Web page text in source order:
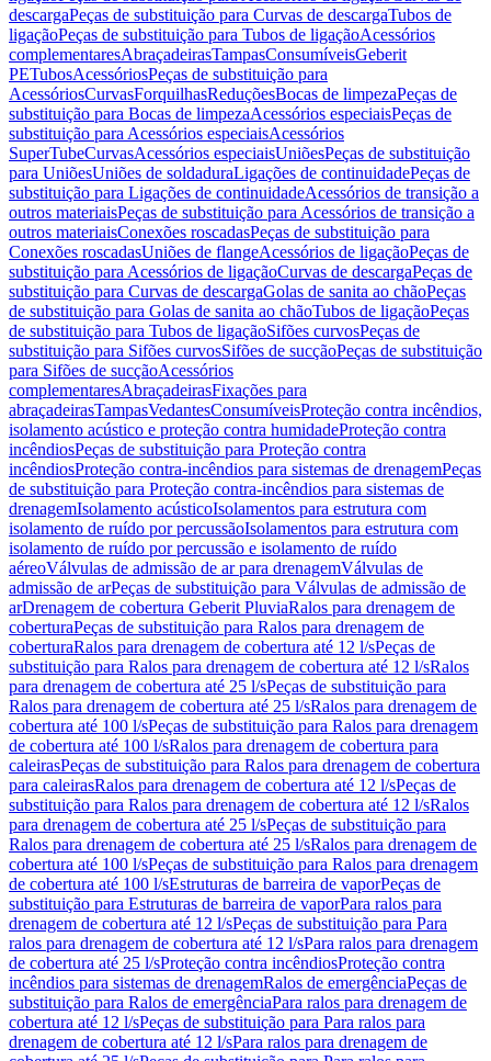
descargaPeças de substituição para Curvas de descargaTubos de
ligaçãoPeças de substituição para Tubos de ligaçãoAcessórios
complementaresAbraçadeirasTampasConsumíveisGeberit
PETubosAcessóriosPeças de substituição para
AcessóriosCurvasForquilhasReduçõesBocas de limpezaPeças de
substituição para Bocas de limpezaAcessórios especiaisPeças de
substituição para Acessórios especiaisAcessórios
SuperTubeCurvasAcessórios especiaisUniõesPeças de substituição
para UniõesUniões de soldaduraLigações de continuidadePeças de
substituição para Ligações de continuidadeAcessórios de transição a
outros materiaisPeças de substituição para Acessórios de transição a
outros materiaisConexões roscadasPeças de substituição para
Conexões roscadasUniões de flangeAcessórios de ligaçãoPeças de
substituição para Acessórios de ligaçãoCurvas de descargaPeças de
substituição para Curvas de descargaGolas de sanita ao chãoPeças
de substituição para Golas de sanita ao chãoTubos de ligaçãoPeças
de substituição para Tubos de ligaçãoSifões curvosPeças de
substituição para Sifões curvosSifões de sucçãoPeças de substituição
para Sifões de sucçãoAcessórios
complementaresAbraçadeirasFixações para
abraçadeirasTampasVedantesConsumíveisProteção contra incêndios,
isolamento acústico e proteção contra humidadeProteção contra
incêndiosPeças de substituição para Proteção contra
incêndiosProteção contra-incêndios para sistemas de drenagemPeças
de substituição para Proteção contra-incêndios para sistemas de
drenagemIsolamento acústicoIsolamentos para estrutura com
isolamento de ruído por percussãoIsolamentos para estrutura com
isolamento de ruído por percussão e isolamento de ruído
aéreoVálvulas de admissão de ar para drenagemVálvulas de
admissão de arPeças de substituição para Válvulas de admissão de
arDrenagem de cobertura Geberit PluviaRalos para drenagem de
coberturaPeças de substituição para Ralos para drenagem de
coberturaRalos para drenagem de cobertura até 12 l/sPeças de
substituição para Ralos para drenagem de cobertura até 12 l/sRalos
para drenagem de cobertura até 25 l/sPeças de substituição para
Ralos para drenagem de cobertura até 25 l/sRalos para drenagem de
cobertura até 100 l/sPeças de substituição para Ralos para drenagem
de cobertura até 100 l/sRalos para drenagem de cobertura para
caleirasPeças de substituição para Ralos para drenagem de cobertura
para caleirasRalos para drenagem de cobertura até 12 l/sPeças de
substituição para Ralos para drenagem de cobertura até 12 l/sRalos
para drenagem de cobertura até 25 l/sPeças de substituição para
Ralos para drenagem de cobertura até 25 l/sRalos para drenagem de
cobertura até 100 l/sPeças de substituição para Ralos para drenagem
de cobertura até 100 l/sEstruturas de barreira de vaporPeças de
substituição para Estruturas de barreira de vaporPara ralos para
drenagem de cobertura até 12 l/sPeças de substituição para Para
ralos para drenagem de cobertura até 12 l/sPara ralos para drenagem
de cobertura até 25 l/sProteção contra incêndiosProteção contra
incêndios para sistemas de drenagemRalos de emergênciaPeças de
substituição para Ralos de emergênciaPara ralos para drenagem de
cobertura até 12 l/sPeças de substituição para Para ralos para
drenagem de cobertura até 12 l/sPara ralos para drenagem de